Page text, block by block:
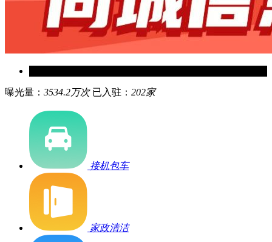
曝光量： 3534.2万次 已入驻： 202家
接机包车
家政清洁